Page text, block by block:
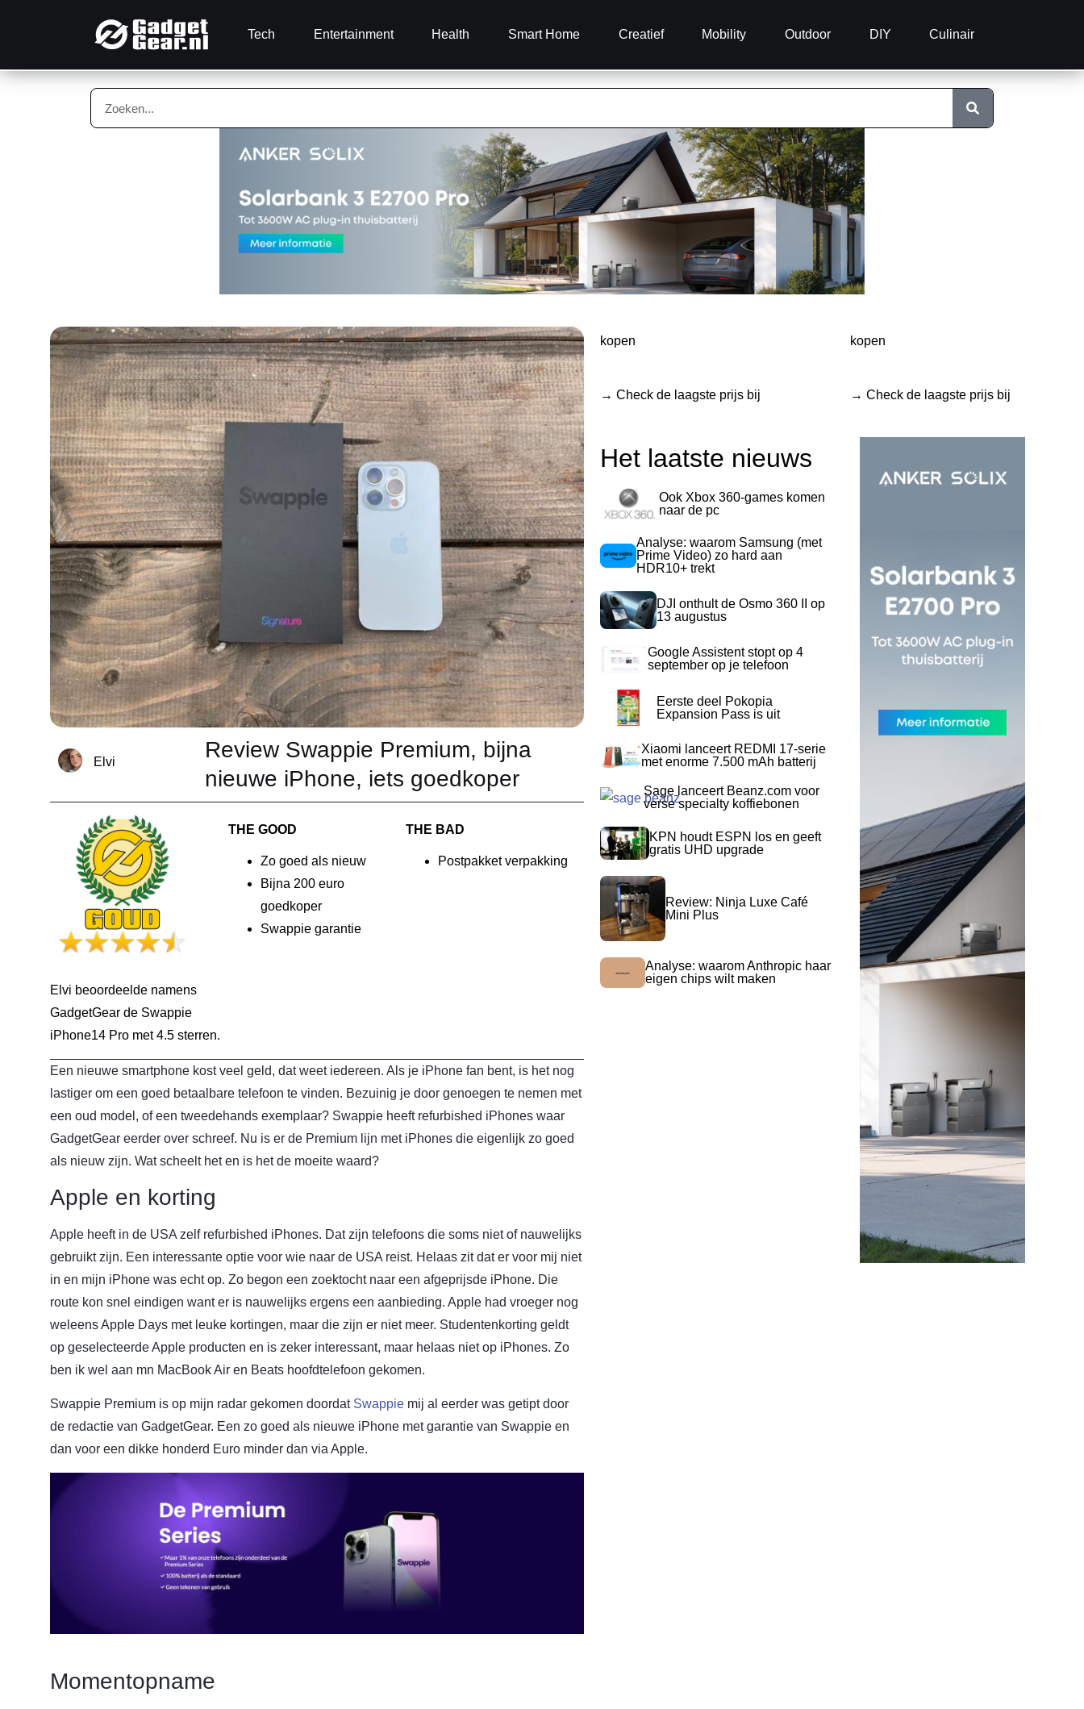
Tech Entertainment Health Smart Home Creatief Mobility Outdoor DIY Culinair
Elvi
Review Swappie Premium, bijna
nieuwe iPhone, iets goedkoper
Elvi beoordeelde namens
GadgetGear de Swappie
iPhone14 Pro met 4.5 sterren.
THE GOOD
Zo goed als nieuw
Bijna 200 euro
goedkoper
Swappie garantie
THE BAD
Postpakket verpakking
Een nieuwe smartphone kost veel geld, dat weet iedereen. Als je iPhone fan bent, is het nog
lastiger om een goed betaalbare telefoon te vinden. Bezuinig je door genoegen te nemen met
een oud model, of een tweedehands exemplaar? Swappie heeft refurbished iPhones waar
GadgetGear eerder over schreef. Nu is er de Premium lijn met iPhones die eigenlijk zo goed
als nieuw zijn. Wat scheelt het en is het de moeite waard?
Apple en korting
Apple heeft in de USA zelf refurbished iPhones. Dat zijn telefoons die soms niet of nauwelijks
gebruikt zijn. Een interessante optie voor wie naar de USA reist. Helaas zit dat er voor mij niet
in en mijn iPhone was echt op. Zo begon een zoektocht naar een afgeprijsde iPhone. Die
route kon snel eindigen want er is nauwelijks ergens een aanbieding. Apple had vroeger nog
weleens Apple Days met leuke kortingen, maar die zijn er niet meer. Studentenkorting geldt
op geselecteerde Apple producten en is zeker interessant, maar helaas niet op iPhones. Zo
ben ik wel aan mn MacBook Air en Beats hoofdtelefoon gekomen.
Swappie Premium is op mijn radar gekomen doordat Swappie mij al eerder was getipt door
de redactie van GadgetGear. Een zo goed als nieuwe iPhone met garantie van Swappie en
dan voor een dikke honderd Euro minder dan via Apple.
Momentopname
kopen
→ Check de laagste prijs bij
Het laatste nieuws
Ook Xbox 360-games komen
naar de pc
Analyse: waarom Samsung (met
Prime Video) zo hard aan
HDR10+ trekt
DJI onthult de Osmo 360 II op
13 augustus
Google Assistent stopt op 4
september op je telefoon
Eerste deel Pokopia
Expansion Pass is uit
Xiaomi lanceert REDMI 17-serie
met enorme 7.500 mAh batterij
Sage lanceert Beanz.com voor
verse specialty koffiebonen
KPN houdt ESPN los en geeft
gratis UHD upgrade
Review: Ninja Luxe Café
Mini Plus
Analyse: waarom Anthropic haar
eigen chips wilt maken
kopen
→ Check de laagste prijs bij